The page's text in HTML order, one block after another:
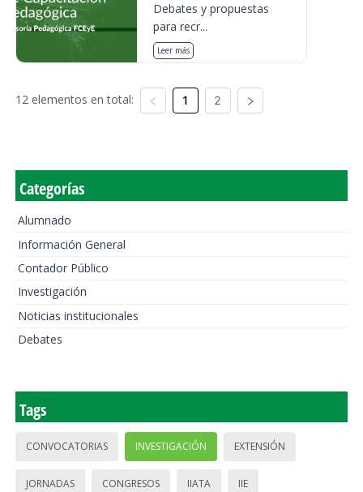
Debates y propuestas
para recr...
Leer más
12 elementos en total: 1 2
Categorías
Alumnado
Información General
Contador Público
Investigación
Noticias institucionales
Debates
Tags
CONVOCATORIAS INVESTIGACIÓN EXTENSIÓN
JORNADAS CONGRESOS IIATA IIE